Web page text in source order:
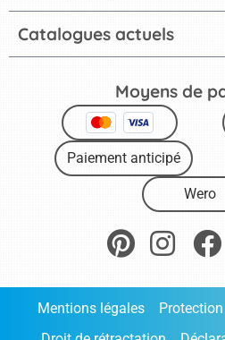
Catalogues actuels
Moyens de
Paiement anticipé
Wero
Mentions légales